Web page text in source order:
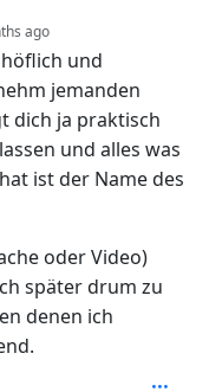
ago
und
jemanden
dich ja praktisch
und alles was
ist der Name des
oder Video)
später drum zu
denen ich